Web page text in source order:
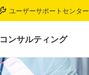
ユーザーサポートセンター
コンサルティング